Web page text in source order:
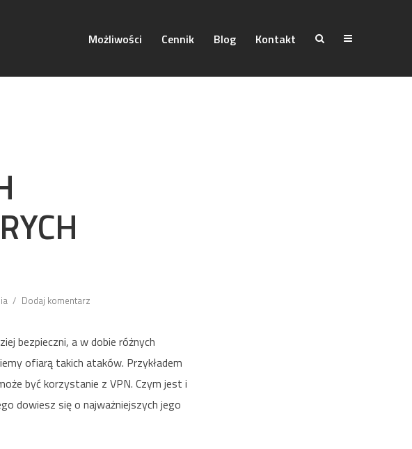
Możliwości Cennik Blog Kontakt
Dodaj komentarz
bezpieczni, a w dobie różnych
ofiarą takich ataków. Przykładem
być korzystanie z VPN. Czym jest i
dowiesz się o najważniejszych jego